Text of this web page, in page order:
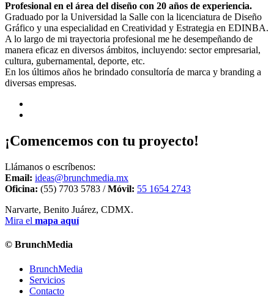
Profesional en el área del diseño con 20 años de experiencia.
Graduado por la Universidad la Salle con la licenciatura de Diseño
Gráfico y una especialidad en Creatividad y Estrategia en EDINBA.
A lo largo de mi trayectoria profesional me he desempeñando de
manera eficaz en diversos ámbitos, incluyendo: sector empresarial,
cultura, gubernamental, deporte, etc.
En los últimos años he brindado consultoría de marca y branding a
diversas empresas.
¡Comencemos con tu proyecto!
Llámanos o escríbenos:
Email: ideas@brunchmedia.mx
Oficina: (55) 7703 5783 /Móvil: 55 1654 2743
Narvarte, Benito Juárez, CDMX.
Mira el mapa aquí
© BrunchMedia
BrunchMedia
Servicios
Contacto